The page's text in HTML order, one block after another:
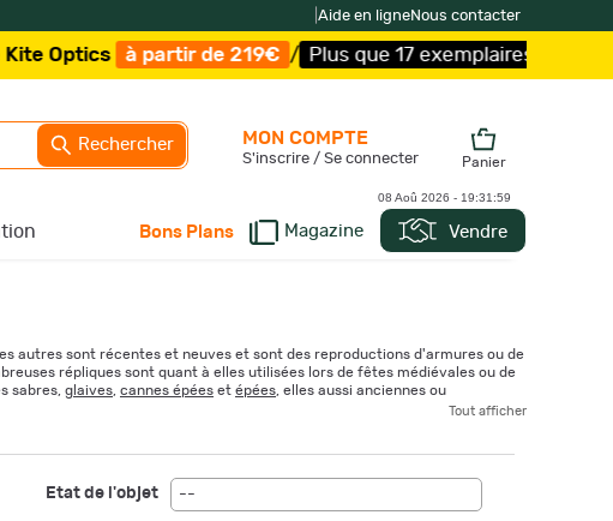
Aide en ligneNous contacter
219€ / Plus que 17 exemplaires ! /Livraison offerte et
Rechercher
Bons Plans Magazine Vendre
MON COMPTE
S'inscrire / Se connecter Panier
08 Aoû 2026 - 19:32:01
autres sont récentes et neuves et sont des reproductions d'armures ou de
répliques sont quant à elles utilisées lors de fêtes médiévales ou de
sabres glaives cannes épées et épées , elles aussi anciennes ou
Tout afficher
Etat de l'objet --